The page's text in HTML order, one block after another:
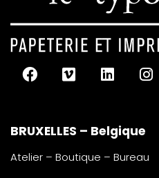
BRUXELLES – Belgique
Atelier – Boutique – Bureau